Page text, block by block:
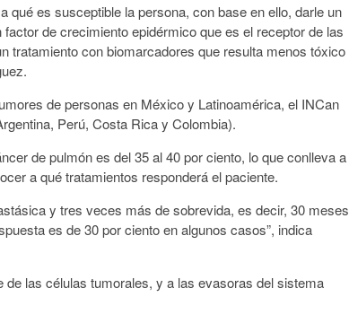
qué es susceptible la persona, con base en ello, darle un
de crecimiento epidérmico que es el receptor de las
tratamiento con biomarcadores que resulta menos tóxico
de personas en México y Latinoamérica, el INCan
Perú, Costa Rica y Colombia).
de pulmón es del 35 al 40 por ciento, lo que conlleva a
a qué tratamientos responderá el paciente.
y tres veces más de sobrevida, es decir, 30 meses
es de 30 por ciento en algunos casos”, indica
las células tumorales, y a las evasoras del sistema